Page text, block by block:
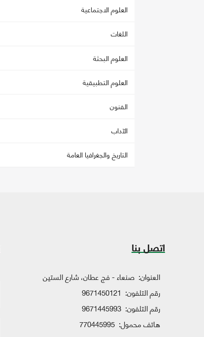
العلوم الاجتماعية
اللغات
العلوم البحثة
العلوم التطبيقية
الفنون
الآداب
التاريخ والجغرافيا العامة
اتصل بنا
العنوان: صنعاء - فج عطان، شارع الستين
رقم التلفون: 9671450121
رقم التلفون: 9671445993
هاتف محمول: 770445995